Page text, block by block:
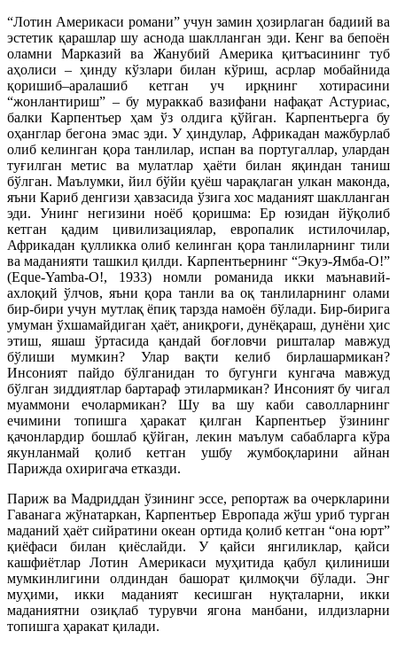
“Лотин Америкаси романи” учун замин ҳозирлаган бадиий ва
эстетик қарашлар шу аснода шаклланган эди. Кенг ва бепоён
оламни Марказий ва Жанубий Америка қитъасининг туб
аҳолиси – ҳинду кўзлари билан кўриш, асрлар мобайнида
қоришиб–аралашиб кетган уч ирқнинг хотирасини
“жонлантириш” – бу мураккаб вазифани нафақат Астуриас,
балки Карпентьер ҳам ўз олдига қўйган. Карпентьерга бу
оҳанглар бегона эмас эди. У ҳиндулар, Африкадан мажбурлаб
олиб келинган қора танлилар, испан ва португаллар, улардан
туғилган метис ва мулатлар ҳаёти билан яқиндан таниш
бўлган. Маълумки, йил бўйи қуёш чарақлаган улкан маконда,
яъни Кариб денгизи ҳавзасида ўзига хос маданият шаклланган
эди. Унинг негизини ноёб қоришма: Ер юзидан йўқолиб
кетган қадим цивилизациялар, европалик истилочилар,
Африкадан қулликка олиб келинган қора танлиларнинг тили
ва маданияти ташкил қилди. Карпентьернинг “Экуэ-Ямба-О!”
(Eque-Yamba-O!, 1933) номли романида икки маънавий-
ахлоқий ўлчов, яъни қора танли ва оқ танлиларнинг олами
бир-бири учун мутлақ ёпиқ тарзда намоён бўлади. Бир-бирига
умуман ўхшамайдиган ҳаёт, аниқроғи, дунёқараш, дунёни ҳис
этиш, яшаш ўртасида қандай боғловчи ришталар мавжуд
бўлиши мумкин? Улар вақти келиб бирлашармикан?
Инсоният пайдо бўлганидан то бугунги кунгача мавжуд
бўлган зиддиятлар бартараф этилармикан? Инсоният бу чигал
муаммони ечолармикан? Шу ва шу каби саволларнинг
ечимини топишга ҳаракат қилган Карпентьер ўзининг
қачонлардир бошлаб қўйган, лекин маълум сабабларга кўра
якунланмай қолиб кетган ушбу жумбоқларини айнан
Парижда охиригача етказди.
Париж ва Мадриддан ўзининг эссе, репортаж ва очеркларини
Гаванага жўнатаркан, Карпентьер Европада жўш уриб турган
маданий ҳаёт сийратини океан ортида қолиб кетган “она юрт”
қиёфаси билан қиёслайди. У қайси янгиликлар, қайси
кашфиётлар Лотин Америкаси муҳитида қабул қилиниши
мумкинлигини олдиндан башорат қилмоқчи бўлади. Энг
муҳими, икки маданият кесишган нуқталарни, икки
маданиятни озиқлаб турувчи ягона манбани, илдизларни
топишга ҳаракат қилади.